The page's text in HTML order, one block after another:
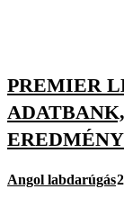
PREMIER
Angol labdarúgás